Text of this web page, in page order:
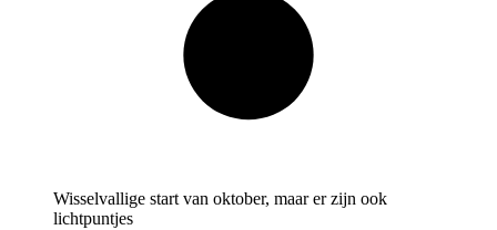
Wisselvallige start van oktober, maar er zijn ook
lichtpuntjes